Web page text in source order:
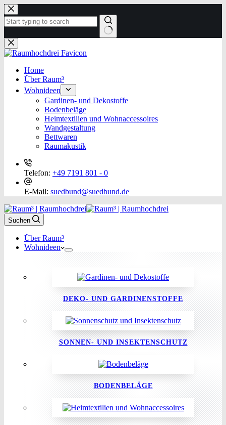
Zum
Inhalt
springen
Keine
Ergebnisse
Home
Über Raum³
Wohnideen
Gardinen- und Dekostoffe
Bodenbeläge
Heimtextilien und Wohnaccessoires
Wandgestaltung
Bettwaren
Raumakustik
Telefon: +49 7191 801 - 0
E-Mail: suedbund@suedbund.de
Suchen
Über Raum³
Wohnideen
DEKO- UND GARDINENSTOFFE
SONNEN- UND INSEKTENSCHUTZ
BODENBELÄGE